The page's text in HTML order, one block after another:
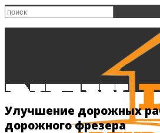
Улучшение дорожных
дорожного фрезера